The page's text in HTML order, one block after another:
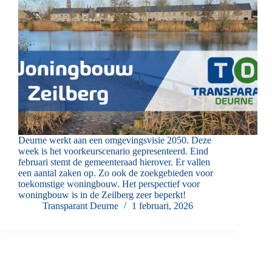
Deurne werkt aan een omgevingsvisie 2050. Deze
week is het voorkeurscenario gepresenteerd. Eind
februari stemt de gemeenteraad hierover. Er vallen
een aantal zaken op. Zo ook de zoekgebieden voor
toekomstige woningbouw. Het perspectief voor
woningbouw is in de Zeilberg zeer beperkt!
Transparant Deurne
1 februari, 2026